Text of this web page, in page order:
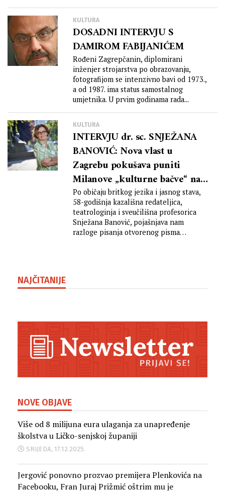
KULTURA
DOSADNI INTERVJU S
DAMIROM FABIJANIĆEM
Rođeni Zagrepčanin, diplomirani
inženjer strojarstva po obrazovanju,
fotografijom se intenzivno bavi od 1973.,
a od 1987. ima status samostalnog
umjetnika. U prvim godinama rada...
KULTURA
INTERVJU dr. sc. SNJEŽANA
BANOVIĆ: Nova vlast u
Zagrebu pokušava puniti
Milanove „kulturne bačve“ na
Milanov način
Po običaju britkog jezika i jasnog stava,
58-godišnja kazališna redateljica,
teatrologinja i sveučilišna profesorica
Snježana Banović, pojašnjava nam
razloge pisanja otvorenog pisma
NAJČITANIJE
NOVE OBJAVE
Više od 8 milijuna eura ulaganja za unapređenje
školstva u Ličko-senjskoj županiji
SRIJEDA, 17.12.2025.
Jergović ponovno prozvao premijera Plenkovića na
Facebooku, Fran Juraj Prižmić oštrim mu je